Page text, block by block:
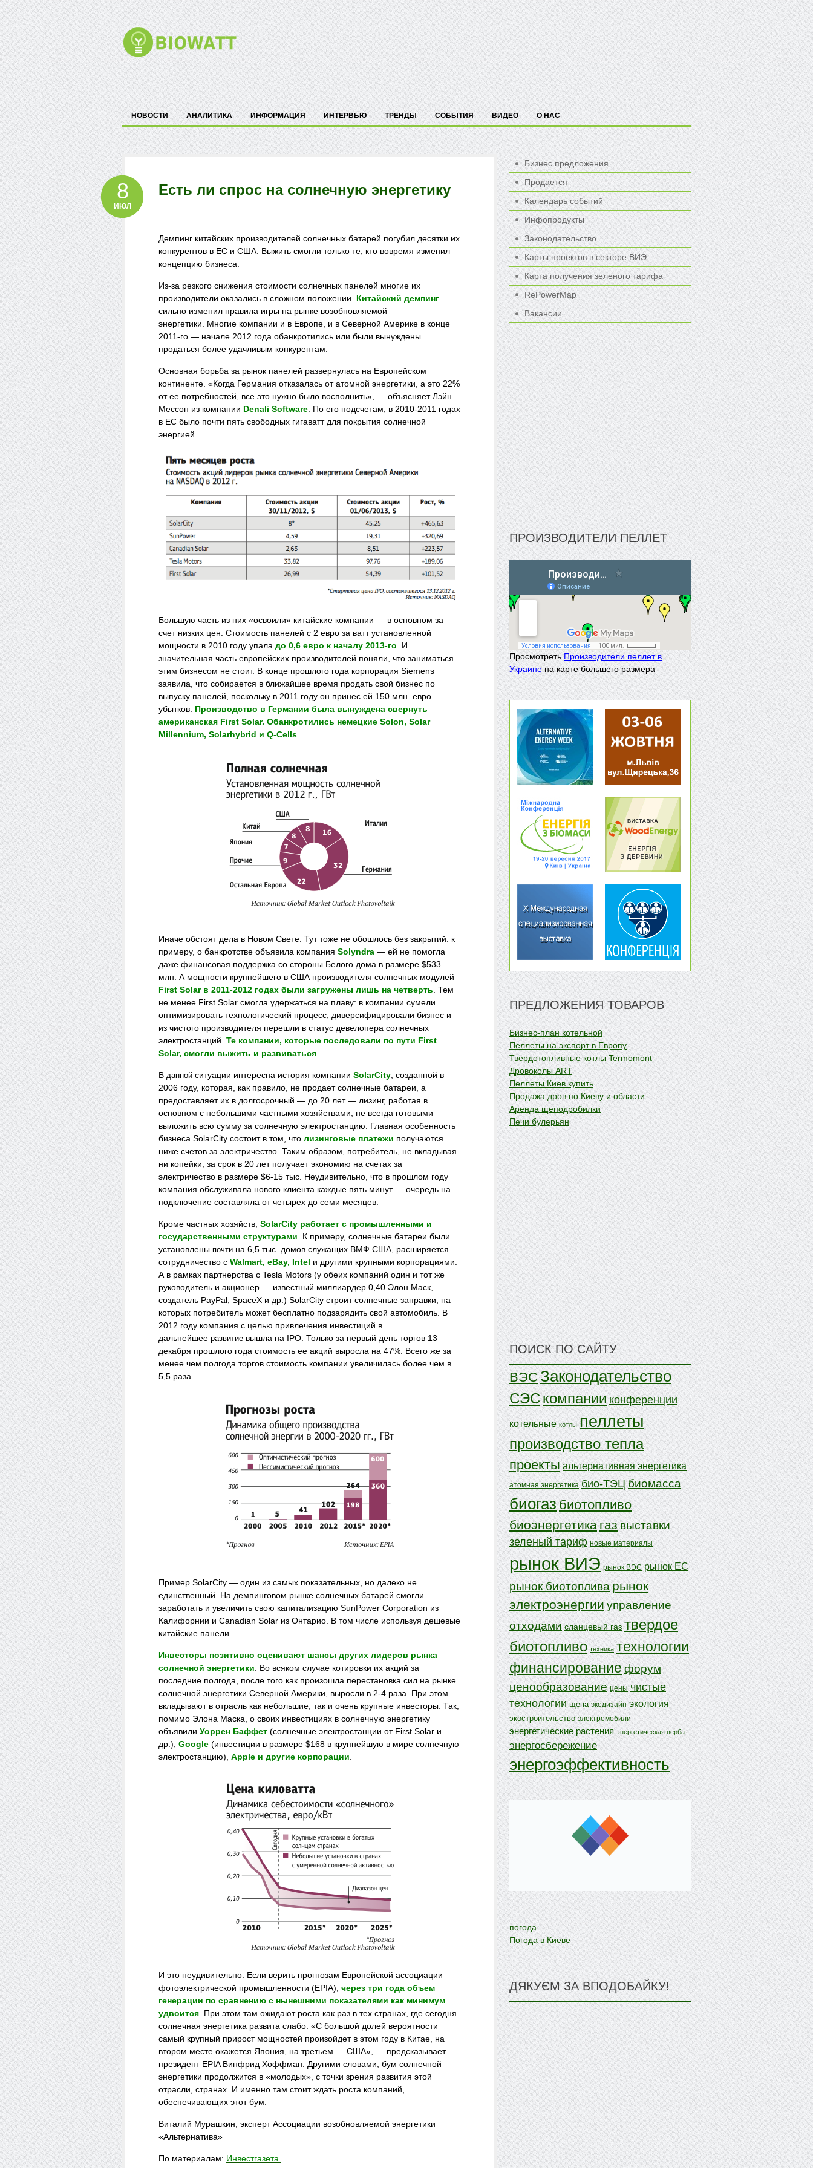
НОВОСТИ АНАЛИТИКА ИНФОРМАЦИЯ ИНТЕРВЬЮ ТРЕНДЫ СОБЫТИЯ ВИДЕО О НАС
Есть ли спрос на солнечную энергетику
8
ИЮЛ
Демпинг китайских производителей солнечных батарей погубил десятки их
конкурентов в ЕС и США. Выжить смогли только те, кто вовремя изменил
концепцию бизнеса.
Из-за резкого снижения стоимости солнечных панелей многие их
производители оказались в сложном положении. Китайский демпинг
сильно изменил правила игры на рынке возобновляемой
энергетики. Многие компании и в Европе, и в Северной Америке в конце
2011-го — начале 2012 года обанкротились или были вынуждены
продаться более удачливым конкурентам.
Основная борьба за рынок панелей развернулась на Европейском
континенте. «Когда Германия отказалась от атомной энергетики, а это 22%
от ее потребностей, все это нужно было восполнить», — объясняет Лэйн
Мессон из компании Denali Software . По его подсчетам, в 2010-2011 годах
в ЕС было почти пять свободных гигаватт для покрытия солнечной
энергией.
Большую часть из них «освоили» китайские компании — в основном за
счет низких цен. Стоимость панелей с 2 евро за ватт установленной
мощности в 2010 году упала до 0,6 евро к началу 2013-го . И
значительная часть европейских производителей поняли, что заниматься
этим бизнесом не стоит. В конце прошлого года корпорация Siemens
заявила, что собирается в ближайшее время продать свой бизнес по
выпуску панелей, поскольку в 2011 году он принес ей 150 млн. евро
убытков. Производство в Германии была вынуждена свернуть
американская First Solar. Обанкротились немецкие Solon, Solar
Millennium, Solarhybrid и Q-Cells
Иначе обстоят дела в Новом Свете. Тут тоже не обошлось без закрытий: к
примеру, о банкротстве объявила компания Solyndra — ей не помогла
даже финансовая поддержка со стороны Белого дома в размере $533
млн. А мощности крупнейшего в США производителя солнечных модулей
First Solar в 2011-2012 годах были загружены лишь на четверть . Тем
не менее First Solar смогла удержаться на плаву: в компании сумели
оптимизировать технологический процесс, диверсифицировали бизнес и
из чистого производителя перешли в статус девелопера солнечных
электростанций. Те компании, которые последовали по пути First
Solar, смогли выжить и развиваться
В данной ситуации интересна история компании SolarCity , созданной в
2006 году, которая, как правило, не продает солнечные батареи, а
предоставляет их в долгосрочный — до 20 лет — лизинг, работая в
основном с небольшими частными хозяйствами, не всегда готовыми
выложить всю сумму за солнечную электростанцию. Главная особенность
бизнеса SolarCity состоит в том, что лизинговые платежи получаются
ниже счетов за электричество. Таким образом, потребитель, не вкладывая
ни копейки, за срок в 20 лет получает экономию на счетах за
электричество в размере $6-15 тыс. Неудивительно, что в прошлом году
компания обслуживала нового клиента каждые пять минут — очередь на
подключение составляла от четырех до семи месяцев.
Кроме частных хозяйств, SolarCity работает с промышленными и
государственными структурами . К примеру, солнечные батареи были
установлены почти на 6,5 тыс. домов служащих ВМФ США, расширяется
сотрудничество с Walmart, eBay, Intel и другими крупными корпорациями.
А в рамках партнерства с Tesla Motors (у обеих компаний один и тот же
руководитель и акционер — известный миллиардер 0,40 Элон Маск,
создатель PayPal, SpaceX и др.) SolarCity строит солнечные заправки, на
которых потребитель может бесплатно подзарядить свой автомобиль. В
2012 году компания с целью привлечения инвестиций в
дальнейшее развитие вышла на IPO. Только за первый день торгов 13
декабря прошлого года стоимость ее акций выросла на 47%. Всего же за
менее чем полгода торгов стоимость компании увеличилась более чем в
5,5 раза.
Пример SolarCity — один из самых показательных, но далеко не
единственный. На демпинговом рынке солнечных батарей смогли
заработать и увеличить свою капитализацию SunPower Corporation из
Калифорнии и Canadian Solar из Онтарио. В том числе используя дешевые
китайские панели.
Инвесторы позитивно оценивают шансы других лидеров рынка
солнечной энергетики . Во всяком случае котировки их акций за
последние полгода, после того как произошла перестановка сил на рынке
солнечной энергетики Северной Америки, выросли в 2-4 раза. При этом
вкладывают в отрасль как небольшие, так и очень крупные инвесторы. Так,
помимо Элона Маска, о своих инвестициях в солнечную энергетику
объявили Уоррен Баффет (солнечные электростанции от First Solar и
др.), Google (инвестиции в размере $168 в крупнейшую в мире солнечную
электростанцию), Apple и другие корпорации
И это неудивительно. Если верить прогнозам Европейской ассоциации
фотоэлектрической промышленности (EPIA), через три года объем
генерации по сравнению с нынешними показателями как минимум
удвоится . При этом там ожидают роста как раз в тех странах, где сегодня
солнечная энергетика развита слабо. «С большой долей вероятности
самый крупный прирост мощностей произойдет в этом году в Китае, на
втором месте окажется Япония, на третьем — США», — предсказывает
президент EPIA Винфрид Хоффман. Другими словами, бум солнечной
энергетики продолжится в «молодых», с точки зрения развития этой
отрасли, странах. И именно там стоит ждать роста компаний,
обеспечивающих этот бум.
Виталий Мурашкин, эксперт Ассоциации возобновляемой энергетики
«Альтернатива»
По материалам: Инвестгазета
Бизнес предложения
Продается
Календарь событий
Инфопродукты
Законодательство
Карты проектов в секторе ВИЭ
Карта получения зеленого тарифа
RePowerMap
Вакансии
ПРОИЗВОДИТЕЛИ ПЕЛЛЕТ
ПросмотретьПроизводители пеллет в
Украине на карте большего размера
ПРЕДЛОЖЕНИЯ ТОВАРОВ
Бизнес-план котельной
Пеллеты на экспорт в Европу
Твердотопливные котлы Termomont
Дровоколы ART
Пеллеты Киев купить
Продажа дров по Киеву и области
Аренда щеподробилки
Печи булерьян
ПОИСК ПО САЙТУ
ВЭС Законодательство
СЭСкомпании конференции
котельные котлы пеллеты
производство тепла
проекты альтернативная энергетика
атомная энергетика био-ТЭЦ биомасса
биогазбиотопливо
биоэнергетика газвыставки
зеленый тариф новые материалы
рынок ВИЭ рынок ВЭС рынок ЕС
рынок биотопливарынок
электроэнергии управление
отходами сланцевый газ твердое
биотопливо техника технологии
финансированиефорум
ценообразование цены чистые
технологии щепа экодизайн экология
экостроительство электромобили
энергетические растения энергетическая верба
энергосбережение
энергоэффективность
погода
Погода в Киеве
ДЯКУЄМ ЗА ВПОДОБАЙКУ!